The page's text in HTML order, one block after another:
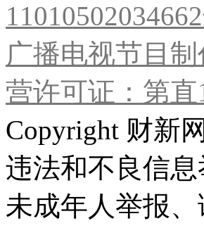
广播电视节目
营许可证：第直
Copyright 财新
违法和不良信
未成年人举报